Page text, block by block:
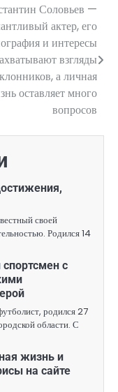
Соловьев —
актер, его
и интересы
взгляды
а личная
оставляет много
вопросов
своей
Родился 14
с
родился 27
области. С
жизнь и
на сайте